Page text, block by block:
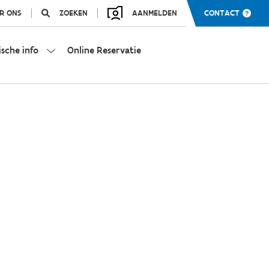
ONS ZOEKEN AANMELDEN CONTACT
info Online Reservatie